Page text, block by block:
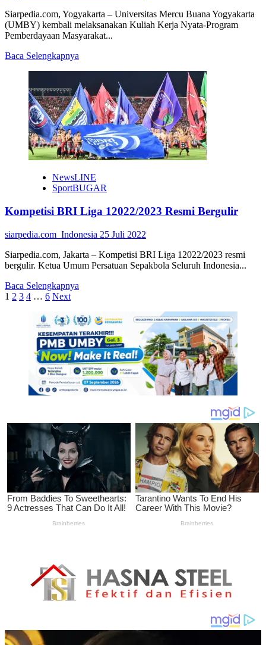
Siarpedia.com, Yogyakarta – Universitas Mercu Buana Yogyakarta
(UMBY) kembali melaksanakan Kuliah Kerja Nyata-Program
Pemberdayaan Masyarakat...
Baca Selengkapnya
Implementasi
Tri
Dharma
PT,
UMBY
Terjunkan
1.
012
Mahasiswa
KKN-
PPM
NewsLINE
SportBUGAR
Kompetisi BRI Liga 12022/2023 Resmi Bergulir
siarpedia.com_Indonesia 25 Juli 2022
Siarpedia.com, Jakarta – Kompetisi BRI Liga 12022/2023 resmi
bergulir. Ketua Umum Persatuan Sepakbola Seluruh Indonesia...
Baca Selengkapnya
Kompetisi
BRI
Liga
12022/2023
Resmi
Bergulir
Paginasi
1 2 3 4 … 6 Next